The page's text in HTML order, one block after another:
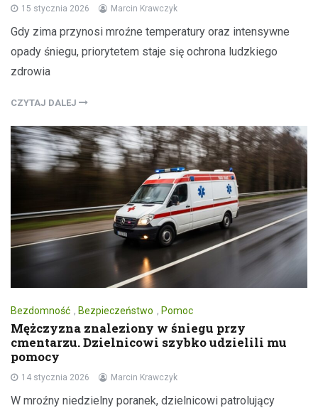
15 stycznia 2026 Marcin Krawczyk
Gdy zima przynosi mroźne temperatury oraz intensywne
opady śniegu, priorytetem staje się ochrona ludzkiego
zdrowia
CZYTAJ DALEJ
Bezdomność , Bezpieczeństwo , Pomoc
Mężczyzna znaleziony w śniegu przy
cmentarzu. Dzielnicowi szybko udzielili mu
pomocy
14 stycznia 2026 Marcin Krawczyk
W mroźny niedzielny poranek, dzielnicowi patrolujący